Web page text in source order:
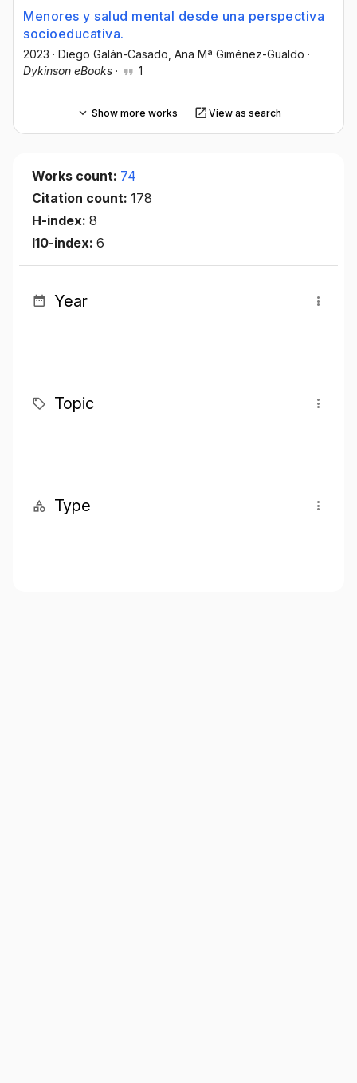
Menores y salud mental desde una perspectiva
socioeducativa.
2023 · Diego Galán-Casado , Ana Mª Giménez-Gualdo ·
Dykinson eBooks · 1
Show more works View as search
Works count: 74
Citation count: 178
H-index: 8
I10-index: 6
Year
Topic
Type